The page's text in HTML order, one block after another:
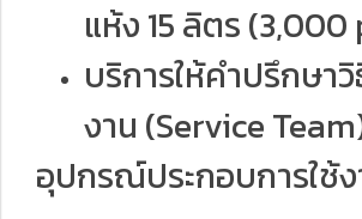
แห้ง 15 ลิตร (3,000
บริการให้คำปรึกษาวิ
งาน (Service
อุปกรณ์ประกอบการใช้